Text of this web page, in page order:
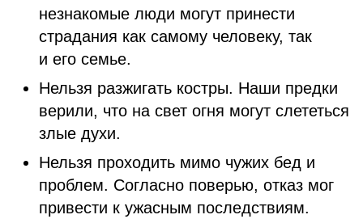
незнакомые люди могут принести
страдания как самому человеку, так
и его семье.
Нельзя разжигать костры. Наши предки
верили, что на свет огня могут слететься
злые духи.
Нельзя проходить мимо чужих бед и
проблем. Согласно поверью, отказ мог
привести к ужасным последствиям.